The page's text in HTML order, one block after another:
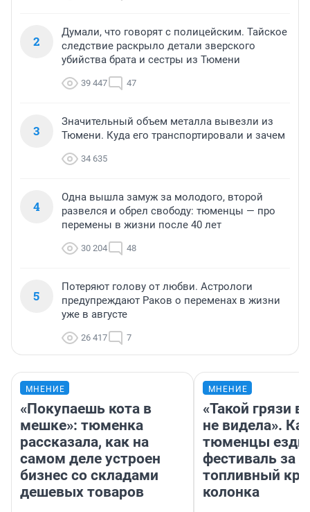
2
Думали, что говорят с полицейским. Тайское
следствие раскрыло детали зверского
убийства брата и сестры из Тюмени
39 447 47
3
Значительный объем металла вывезли из
Тюмени. Куда его транспортировали и зачем
34 635
4
Одна вышла замуж за молодого, второй
развелся и обрел свободу: тюменцы — про
перемены в жизни после 40 лет
30 204 48
5
Потеряют голову от любви. Астрологи
предупреждают Раков о переменах в жизни
уже в августе
26 417 7
МНЕНИЕ
«Покупаешь кота в
мешке»: тюменка
рассказала, как на
самом деле устроен
бизнес со складами
дешевых товаров
МНЕНИЕ
«Такой грязи
не видела».
тюменцы
фестиваль за
топливный
колонка